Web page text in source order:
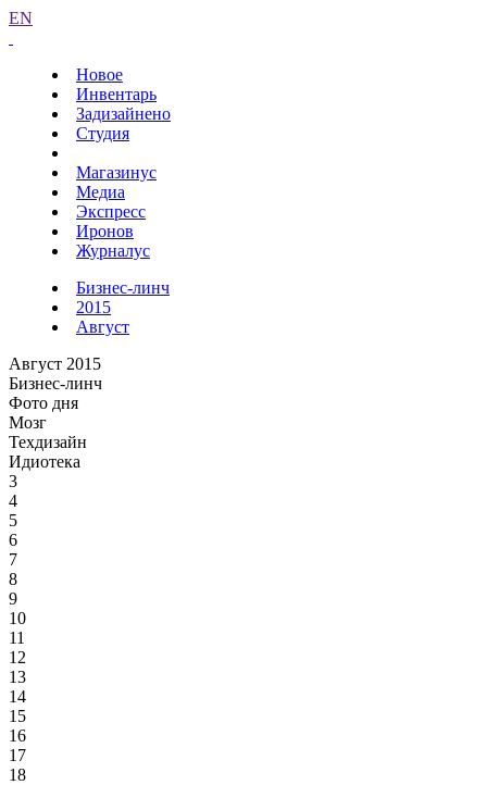
EN
Новое
Инвентарь
Задизайнено
Студия
Магазинус
Медиа
Экспресс
Иронов
Журналус
Бизнес-линч
2015
Август
Август 2015
Бизнес-линч
Фото дня
Мозг
Техдизайн
Идиотека
3
4
5
6
7
8
9
10
11
12
13
14
15
16
17
18